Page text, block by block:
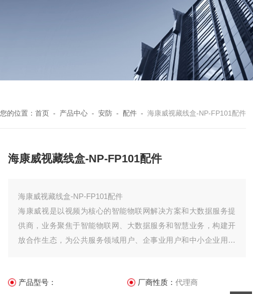
您的位置： 首页 - 产品中心 - 安防 - 配件 - 海康威视藏线盒-NP-FP101配件
海康威视藏线盒-NP-FP101配件
海康威视藏线盒-NP-FP101配件
海康威视是以视频为核心的智能物联网解决方案和大数据服务提
供商，业务聚焦于智能物联网、大数据服务和智慧业务，构建开
放合作生态，为公共服务领域用户、企事业用户和中小企业用户
产品型号：
厂商性质： 代理商